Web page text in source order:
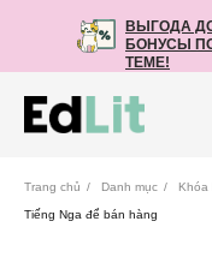
ВЫГОДА
БОНУСЫ
ТЕМЕ!
ВЫГОДА
БОНУСЫ
ТЕМЕ!
Trang chủ / Danh mục / Khóa
Tiếng Nga để bán hàng